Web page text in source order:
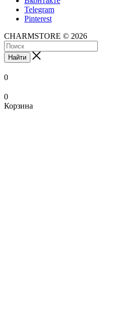
Telegram
Pinterest
CHARMSTORE © 2026
Найти
0
0
Корзина